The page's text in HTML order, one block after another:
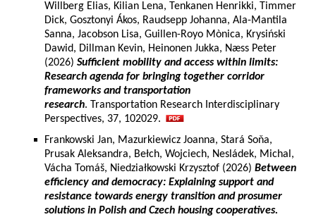
Willberg Elias, Kilian Lena, Tenkanen Henrikki, Timmer
Dick, Gosztonyi Ákos, Raudsepp Johanna, Ala-Mantila
Sanna, Jacobson Lisa, Guillen-Royo Mònica, Krysiński
Dawid, Dillman Kevin, Heinonen Jukka, Næss Peter
(2026) Sufficient mobility and access within limits:
Research agenda for bringing together corridor
frameworks and transportation
research. Transportation Research Interdisciplinary
Perspectives, 37, 102029.
Frankowski Jan, Mazurkiewicz Joanna, Stará Soňa,
Prusak Aleksandra, Bełch, Wojciech, Nesládek, Michal,
Vácha Tomáš, Niedziałkowski Krzysztof (2026) Between
efficiency and democracy: Explaining support and
resistance towards energy transition and prosumer
solutions in Polish and Czech housing cooperatives.